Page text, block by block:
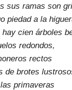
sus ramas son
piedad a la
cien árboles
redondos,
rectos
de brotes
primaveras